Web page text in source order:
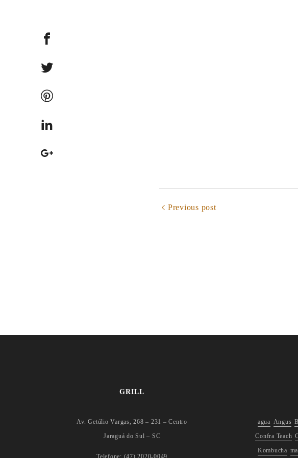
Previous post
GRILL
Av. Getúlio Vargas, 268 – 231 – Centro
Jaraguá do Sul – SC
Telefone: (47) 2020-0049
agua Angus
Confra Teach
Kombucha